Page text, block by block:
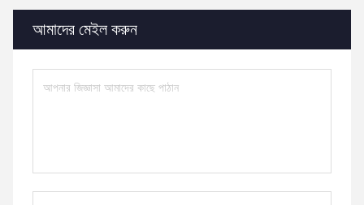
আমাদের মেইল করুন